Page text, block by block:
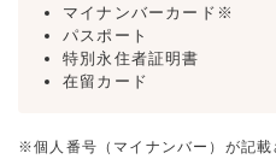
マイナンバーカード※
パスポート
特別永住者証明書
在留カード
※個人番号（マイナンバー）が記